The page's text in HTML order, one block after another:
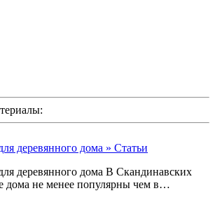
деревянного дома » Статьи
деревянного дома В Скандинавских
дома не менее популярны чем в…